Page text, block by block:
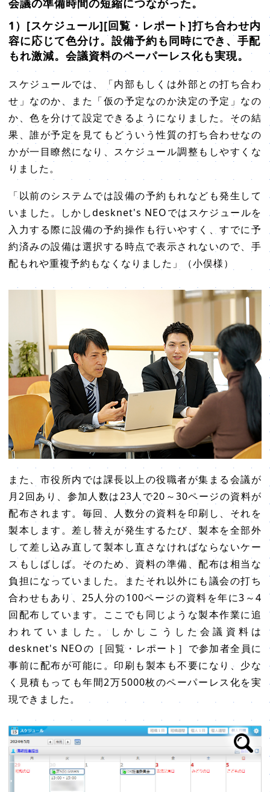
会議の準備時間の短縮につながった。
1）[スケジュール][回覧・レポート]打ち合わせ内
容に応じて色分け。設備予約も同時にでき、手配
もれ激減。会議資料のペーパーレス化も実現。
スケジュールでは、「内部もしくは外部との打ち合わ
せ」なのか、また「仮の予定なのか決定の予定」なの
か、色を分けて設定できるようになりました。その結
果、誰が予定を見てもどういう性質の打ち合わせなの
かが一目瞭然になり、スケジュール調整もしやすくな
りました。
「以前のシステムでは設備の予約もれなども発生して
いました。しかしdesknet's NEOではスケジュールを
入力する際に設備の予約操作も行いやすく、すでに予
約済みの設備は選択する時点で表示されないので、手
配もれや重複予約もなくなりました」（小俣様）
また、市役所内では課長以上の役職者が集まる会議が
月2回あり、参加人数は23人で20～30ページの資料が
配布されます。毎回、人数分の資料を印刷し、それを
製本します。差し替えが発生するたび、製本を全部外
して差し込み直して製本し直さなければならないケー
スもしばしば。そのため、資料の準備、配布は相当な
負担になっていました。またそれ以外にも議会の打ち
合わせもあり、25人分の100ページの資料を年に3～4
回配布しています。ここでも同じような製本作業に追
われていました。しかしこうした会議資料は
desknet's NEOの［回覧・レポート］で参加者全員に
事前に配布が可能に。印刷も製本も不要になり、少な
く見積もっても年間2万5000枚のペーパーレス化を実
現できました。